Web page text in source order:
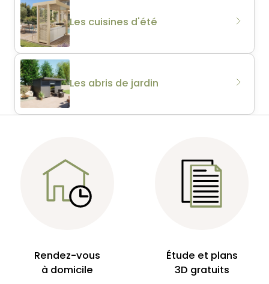
Les cuisines d'été
Les abris de jardin
Rendez-vous
à domicile
Étude et plans
3D gratuits